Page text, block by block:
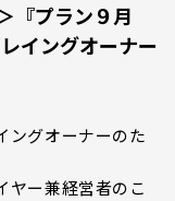
『プラン９月
イングオーナー
ングオーナーのた
ヤー兼経営者のこ